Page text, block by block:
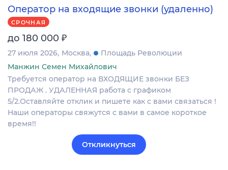
Оператор на входящие звонки (удаленно)
СРОЧНАЯ
до 180 000 ₽
27 июля 2026 Москва
Площадь Революции
Манжин Семен Михайлович
Требуется оператор на ВХОДЯЩИЕ звонки БЕЗ
ПРОДАЖ . УДАЛЕННАЯ работа с графиком
5/2.Оставляйте отклик и пишете как с вами связаться !
Наши операторы свяжутся с вами в самое короткое
время!!
Откликнуться